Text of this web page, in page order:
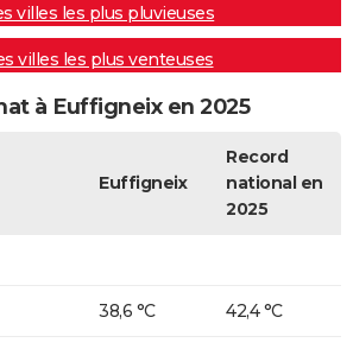
villes les plus pluvieuses
villes les plus venteuses
à Euffigneix en 2025
Euffigneix
Record
national en
2025
38,6 °C 42,4 °C